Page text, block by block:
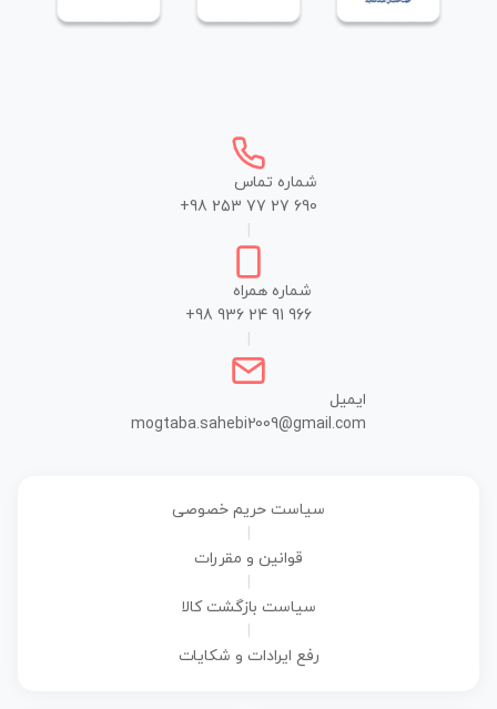
شماره تماس
+98 253 77 27 690
شماره همراه
+98 936 24 91 966
ایمیل
mogtaba.sahebi2009@gmail.com
سیاست حریم خصوصی
قوانین و مقررات
سیاست بازگشت کالا
رفع ایرادات و شکایات